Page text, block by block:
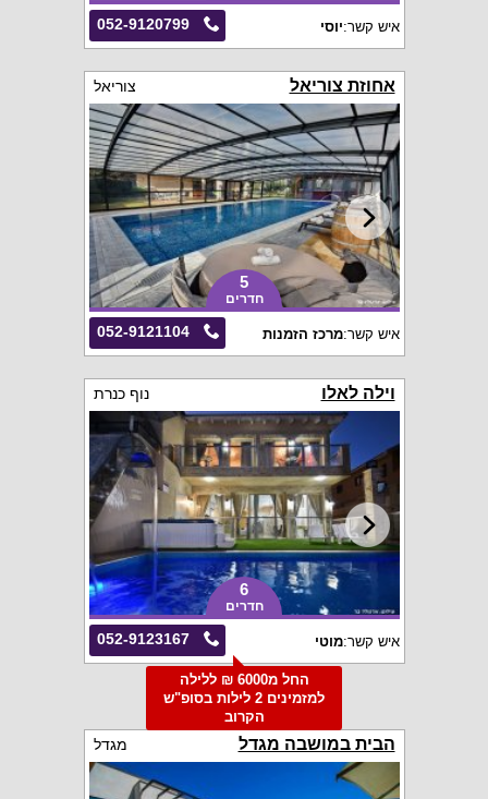
052-9120799 איש קשר:יוסי
אחוזת צוריאל צוריאל
5
חדרים
052-9121104 איש קשר:מרכז הזמנות
וילה לאלו נוף כנרת
6
חדרים
052-9123167 איש קשר:מוטי
החל מ6000 ₪ ללילה
למזמינים 2 לילות בסופ"ש
הקרוב
הבית במושבה מגדל מגדל